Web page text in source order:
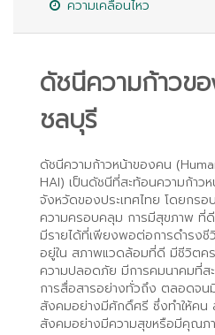
ความเคลื่อนไหว
ดัชนีความก้าวข
ชลบุรี
ดัชนีความก้าวหน้าของคน
HAI) เป็นดัชนีที่สะท้อนความก้าว
จังหวัดของประเทศไทย โดยกร
ความครอบคลุม การมีสุขภาพ ที่
มีรายได้ที่เพียงพอต่อการดำรง
อยู่ใน สภาพแวดล้อมที่ดี มีชีวิตค
ความปลอดภัย มีการคมนาคมที่ส
การสื่อสารอย่างทั่วถึง ตลอดจน
สังคมอย่างมีศักดิ์ศรี ซึ่งทำให้คน
สังคมอย่างมีความสุขหรือมีคุณภ